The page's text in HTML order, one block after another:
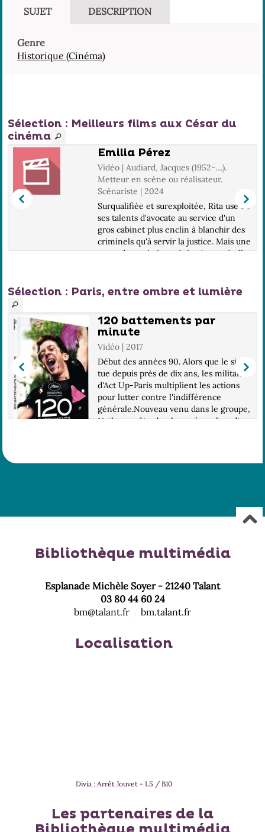
SUJET DESCRIPTION
Genre
Historique (Cinéma)
Sélection : Meilleurs films aux César du
cinéma
Emilia Pérez
Vidéo | Audiard, Jacques (1952-....).
Metteur en scène ou réalisateur.
Scénariste | 2024
Surqualifiée et surexploitée, Rita use de
ses talents d'avocate au service d'un
gros cabinet plus enclin à blanchir des
criminels qu'à servir la justice. Mais une
porte de sortie inespérée s'ouvre à elle,
Sélection : Paris, entre ombre et lumière
120 battements par
minute
Vidéo | 2017
Début des années 90. Alors que le sida
tue depuis près de dix ans, les militants
d'Act Up-Paris multiplient les actions
pour lutter contre l'indifférence
générale.Nouveau venu dans le groupe,
Nathan va être bouleversé par la radic...
Bibliothèque multimédia
Esplanade Michèle Soyer - 21240 Talant
03 80 44 60 24
bm@talant.fr
bm.talant.fr
Localisation
Divia : Arrêt Jouvet - L5 / B10
Les partenaires de la